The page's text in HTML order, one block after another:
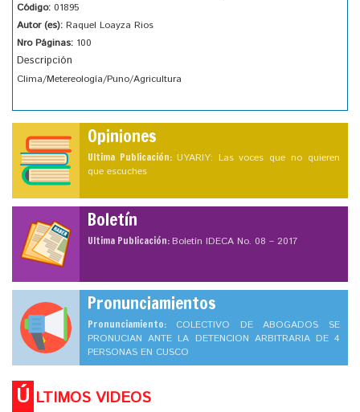
Código: 01895
Autor (es): Raquel Loayza Rios
Nro Páginas: 100
Descripción
Clima/Metereología/Puno/Agricultura
Opiniones
Ultima Publicación: UYARIY: Las voces que no quieren
que escuches
Boletín
Ultima Publicación:Boletín IDECA No. 08 – 2017
Pronunciamientos
Pronunciamiento: COLECTIVO DE ABOGADOS SE
PRONUCIAN ANTE LA DETENCION ARBITRARIA DE 4
PERSONAS EN CUSCO
Ú LTIMOS VIDEOS